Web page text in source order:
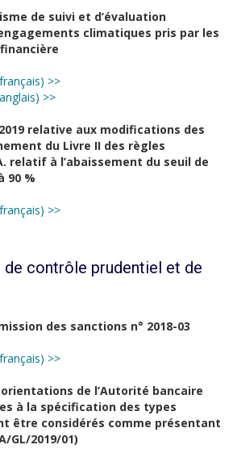
de suivi et d’évaluation
climatiques pris par les
>>
>>
relative aux modifications des
du Livre II des règles
relatif à l’abaissement du seuil de
90 %
>>
de contrôle prudentiel et de
des sanctions n° 2018-03
>>
de l’Autorité bancaire
à la spécification des types
être considérés comme présentant
GL/2019/01)